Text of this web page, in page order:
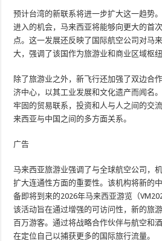
预计台湾的新联系将进一步扩大这一趋势
进入的机会，马来西亚将能够向更大的首
点。这一发展还反映了国际航空公司对马
大，强调了该国作为旅游业和商业区域枢纽
除了旅游业之外，新飞行还加强了双边合
济中心，以其工业发展和文化遗产而闻名
牢固的贸易联系，投资和人与人之间的交
来西亚与中国之间的多方面关系。
广告
马来西亚旅游业强调了与全球航空公司，
扩大连通性方面的重要性。该机构将新的
备即将到来的2026年马来西亚游览（
该活动旨在通过增强的可访问性，新的旅
百万游客。通过将战略合作伙伴与航空和
在定位自己以捕获更多的国际旅行流量。